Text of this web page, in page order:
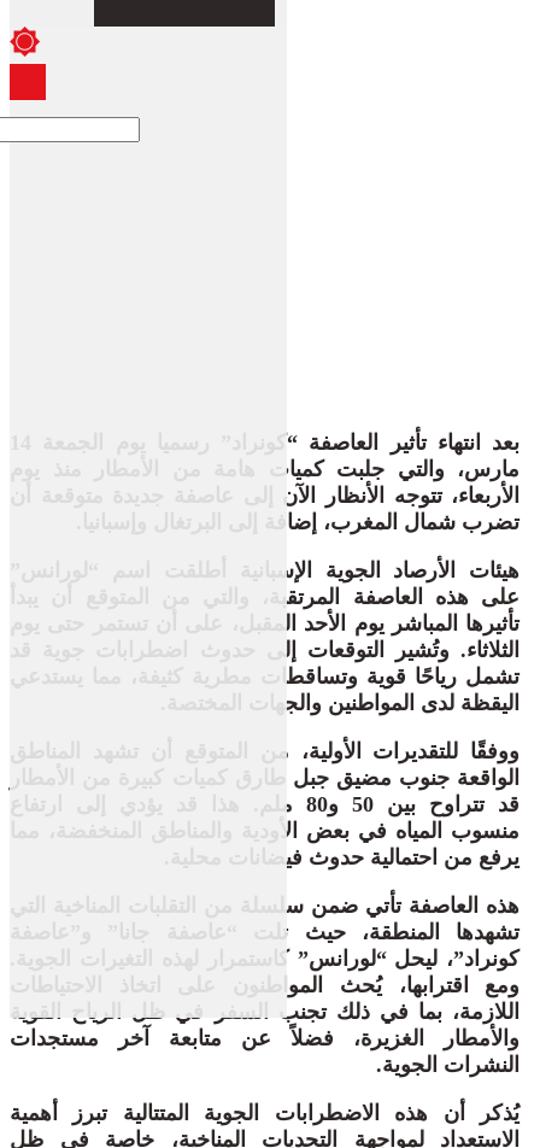
مارس، والتي جلبت كميات هامة من الأمطار منذ يوم
الأربعاء، تتوجه الأنظار الآن إلى عاصفة جديدة متوقعة أن
تضرب شمال المغرب، إضافة إلى البرتغال وإسبانيا.
هيئات الأرصاد الجوية الإسبانية أطلقت اسم “لورانس”
على هذه العاصفة المرتقبة، والتي من المتوقع أن يبدأ
تأثيرها المباشر يوم الأحد المقبل، على أن تستمر حتى يوم
الثلاثاء. وتُشير التوقعات إلى حدوث اضطرابات جوية قد
تشمل رياحًا قوية وتساقطات مطرية كثيفة، مما يستدعي
اليقظة لدى المواطنين والجهات المختصة.
ووفقًا للتقديرات الأولية، من المتوقع أن تشهد المناطق
الواقعة جنوب مضيق جبل طارق كميات كبيرة من الأمطار
قد تتراوح بين 50 و80 ملم. هذا قد يؤدي إلى ارتفاع
منسوب المياه في بعض الأودية والمناطق المنخفضة، مما
يرفع من احتمالية حدوث فيضانات محلية.
هذه العاصفة تأتي ضمن سلسلة من التقلبات المناخية التي
تشهدها المنطقة، حيث تلت “عاصفة جانا” و”عاصفة
كونراد”، ليحل “لورانس” كاستمرار لهذه التغيرات الجوية.
ومع اقترابها، يُحث المواطنون على اتخاذ الاحتياطات
اللازمة، بما في ذلك تجنب السفر في ظل الرياح القوية
والأمطار الغزيرة، فضلاً عن متابعة آخر مستجدات
النشرات الجوية.
يُذكر أن هذه الاضطرابات الجوية المتتالية تبرز أهمية
الاستعداد لمواجهة التحديات المناخية، خاصة في ظل